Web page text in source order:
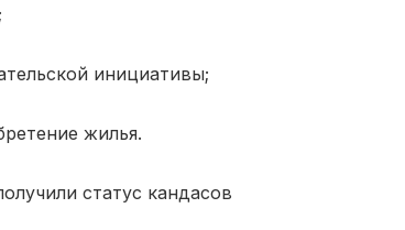
инициативы;
жилья.
статус кандасов